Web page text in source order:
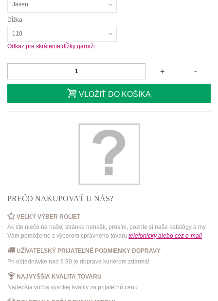
Jasen
Dĺžka
110
Odkaz pre skrátenie dĺžky garniži
-
+
VLOŽIŤ DO KOŠÍKA
PREČO NAKUPOVAŤ U NÁS?
VEĽKÝ VÝBER ROLIET
Ak ste niečo na našej stránke nenašli, prosím, pozrite si naše katalógy a my
Vám pomôžeme s výberom správneho tovaru telefonicky alebo cez e-mail
UŽÍVATEĽSKÝ PRIJATEĽNÉ PODMIENKY DOPRAVY
Pri objednávke nad € 80 je doprava kuriérom zdarma!
NAJVYŠŠIA KVALITA TOVARU
Najlepšia voľba vysokej kvality za prijateľnú cenu